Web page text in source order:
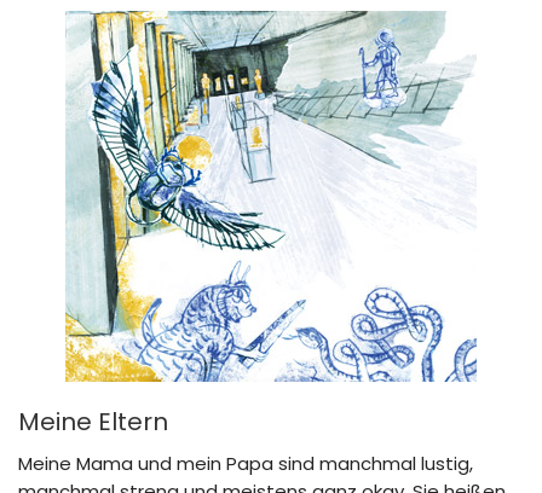
Meine Eltern
Meine Mama und mein Papa sind manchmal lustig,